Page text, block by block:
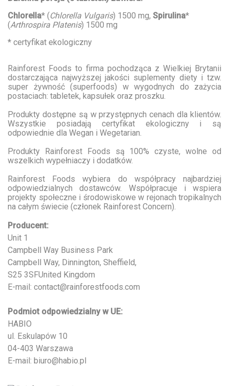
Chlorella* (Chlorella Vulgaris) 1500 mg, Spirulina*
(Arthrospira Platenis) 1500 mg
* certyfikat ekologiczny
Rainforest Foods to firma pochodząca z Wielkiej Brytanii
dostarczająca najwyższej jakości suplementy diety i tzw.
super żywność (superfoods) w wygodnych do zażycia
postaciach: tabletek, kapsułek oraz proszku.
Produkty dostępne są w przystępnych cenach dla klientów.
Wszystkie posiadają certyfikat ekologiczny i są
odpowiednie dla Wegan i Wegetarian.
Produkty Rainforest Foods są 100% czyste, wolne od
wszelkich wypełniaczy i dodatków.
Rainforest Foods wybiera do współpracy najbardziej
odpowiedzialnych dostawców. Współpracuje i wspiera
projekty społeczne i środowiskowe w rejonach tropikalnych
na całym świecie (członek Rainforest Concern).
Producent:
Unit 1
Campbell Way Business Park
Campbell Way, Dinnington, Sheffield,
S25 3SFUnited Kingdom
E-mail: contact@rainforestfoods.com
Podmiot odpowiedzialny w UE:
HABIO
ul. Eskulapów 10
04-403 Warszawa
E-mail: biuro@habio.pl